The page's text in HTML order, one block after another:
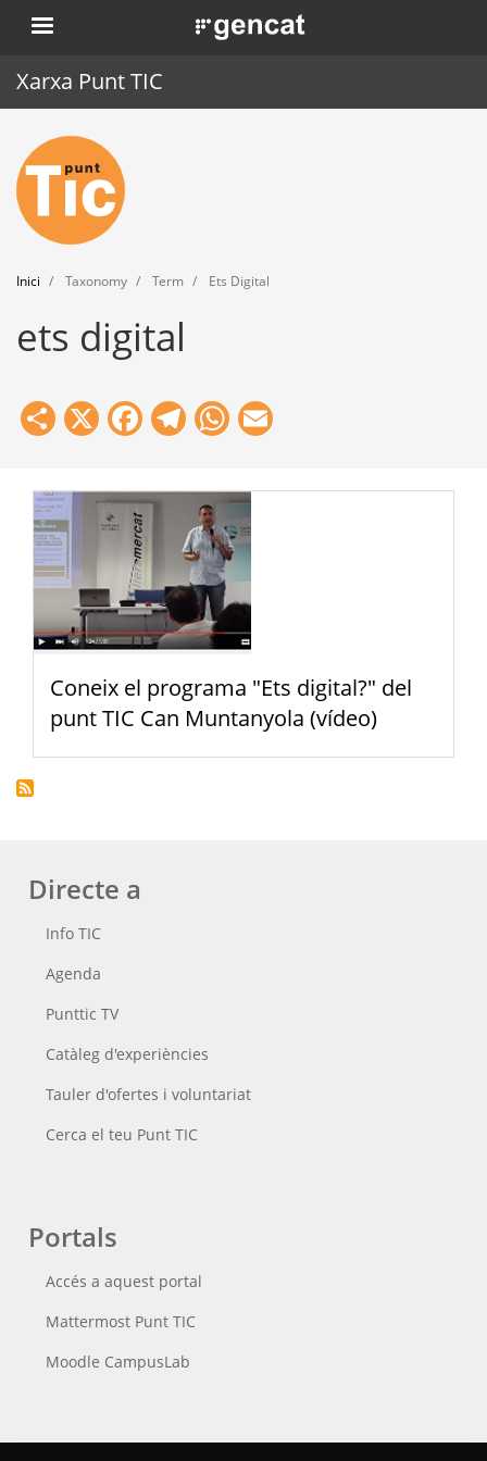
Vés
al
. Obre en una nova finestra.
Xarxa Punt TIC
Inici
Punt TIC
Actualitat
Agenda
Formació
Eines
Inici Taxonomy Term Ets Digital
ets digital
Share
X Facebook
Telegram
WhatsApp
Coneix el programa "Ets digital?" del
punt TIC Can Muntanyola (vídeo)
Directe a
Info TIC
Agenda
Punttic TV
Catàleg d'experiències
Tauler d'ofertes i voluntariat
Cerca el teu Punt TIC
Portals
Accés a aquest portal
Mattermost Punt TIC
Moodle CampusLab